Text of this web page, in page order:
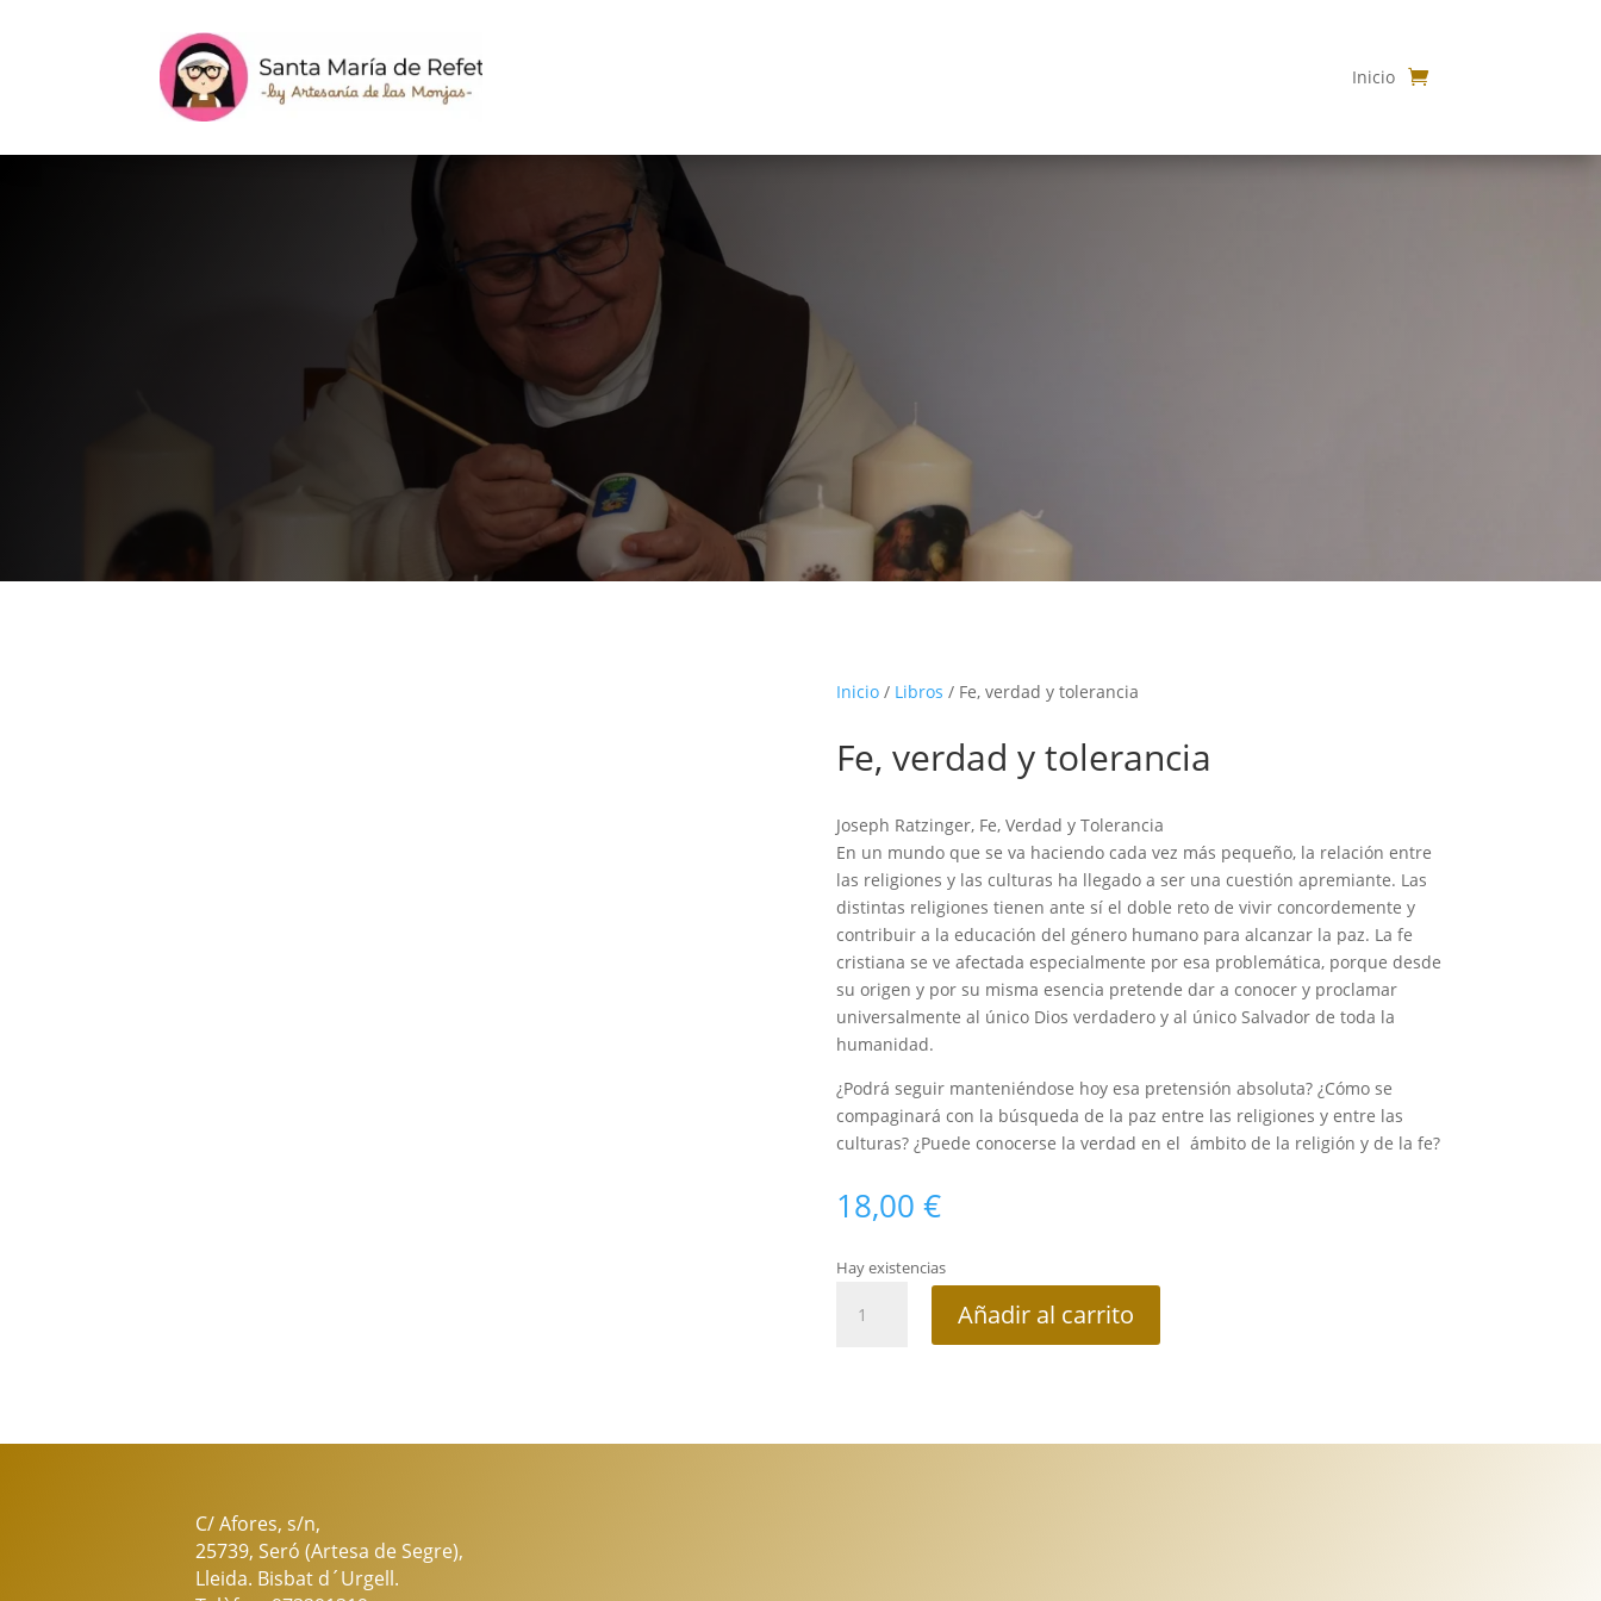
Inicio
Inicio/ Libros / Fe, verdad y tolerancia
Fe, verdad y tolerancia
Joseph Ratzinger, Fe, Verdad y Tolerancia
En un mundo que se va haciendo cada vez más pequeño, la relación entre
las religiones y las culturas ha llegado a ser una cuestión apremiante. Las
distintas religiones tienen ante sí el doble reto de vivir concordemente y
contribuir a la educación del género humano para alcanzar la paz. La fe
cristiana se ve afectada especialmente por esa problemática, porque desde
su origen y por su misma esencia pretende dar a conocer y proclamar
universalmente al único Dios verdadero y al único Salvador de toda la
humanidad.
¿Podrá seguir manteniéndose hoy esa pretensión absoluta? ¿Cómo se
compaginará con la búsqueda de la paz entre las religiones y entre las
culturas? ¿Puede conocerse la verdad en el ámbito de la religión y de la fe?
18,00 €
Hay existencias
verdad
Añadir al carrito
C/ Afores, s/n,
25739, Seró (Artesa de Segre),
Lleida. Bisbat d´Urgell.